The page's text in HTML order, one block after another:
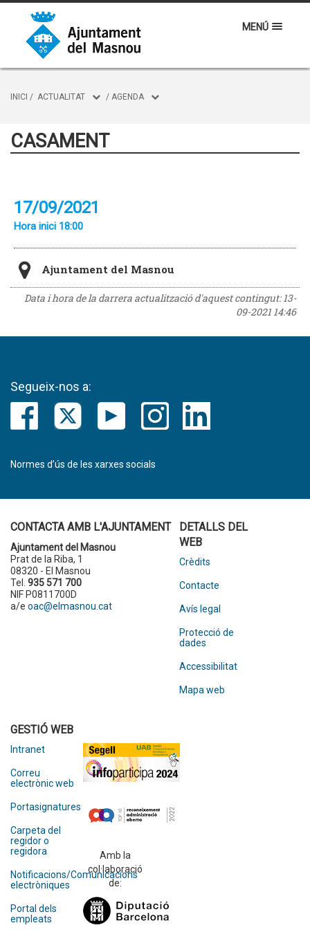
MENÚ
INICI / ACTUALITAT / AGENDA
CASAMENT
17/09/2021
Hora inici 18:00
Ajuntament del Masnou
Data i hora de la darrera actualització d'aquest contingut:13-
09-2021 14:46
Segueix-nos a:
Normes d’ús de les xarxes socials
CONTACTA AMB L'AJUNTAMENT
Ajuntament del Masnou
Prat de la Riba, 1
08320 - El Masnou
Tel. 935 571 700
NIF P0811700D
a/e oac@elmasnou.cat
DETALLS DEL
WEB
Crèdits
Contacte
Avís legal
Protecció de
dades
Accessibilitat
Mapa web
GESTIÓ WEB
Intranet
Correu
electrònic web
Portasignatures
Carpeta del
regidor o
regidora
Notificacions/Comunicacions
electròniques
Portal dels
empleats
Amb la
col·laboració
de: